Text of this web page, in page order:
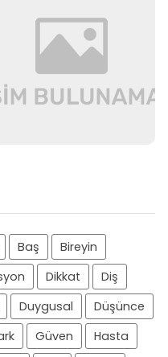
Baş
Bireyin
Dikkat
Diş
Duygusal
Düşünce
Güven
Hasta